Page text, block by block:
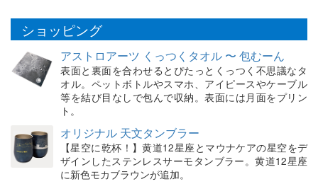
ショッピング
アストロアーツ くっつくタオル 〜 包むーん
表面と裏面を合わせるとぴたっとくっつく不思議なタ
オル。ペットボトルやスマホ、アイピースやケーブル
等を結び目なしで包んで収納。表面には月面をプリン
ト。
オリジナル 天文タンブラー
【星空に乾杯！】黄道12星座とマウナケアの星空をデ
ザインしたステンレスサーモタンブラー。黄道12星座
に新色モカブラウンが追加。